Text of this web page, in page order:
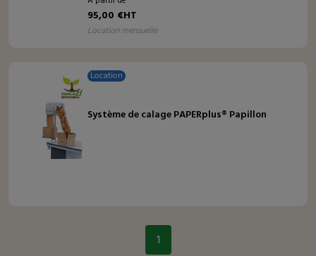
95,00 €HT
location mensuelle
Location
Système de calage PAPERplus® Papillon
1